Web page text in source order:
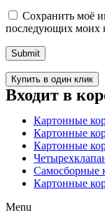
Сохранить моё
последующих моих
Купить в один клик
Входит в
Картонные
Картонные
Картонные
Самосборные
Картонные
Menu